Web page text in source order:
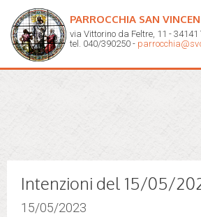
PARROCCHIA SAN
via Vittorino da Feltre, 11 - 34141
tel. 040/390250 -
Intenzioni del 15/05/
15/05/2023